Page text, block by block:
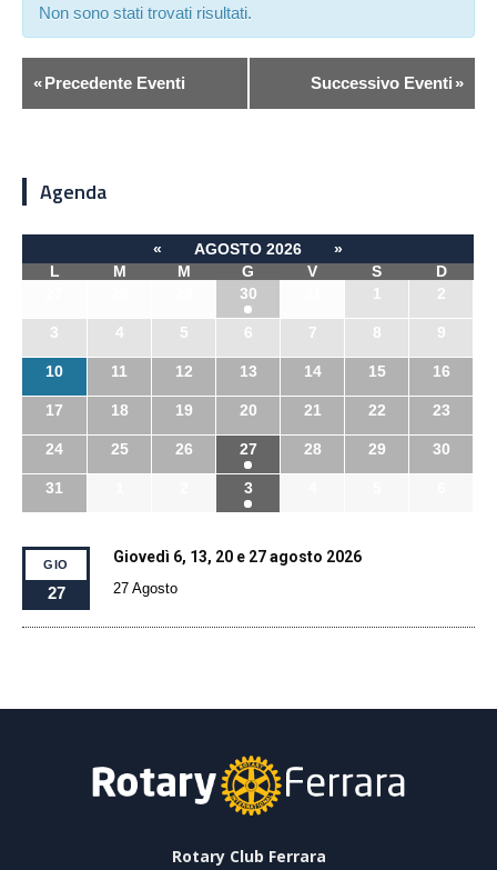
Non sono stati trovati risultati.
«Precedente Eventi Successivo Eventi »
Agenda
« AGOSTO 2026
»
L
M M G V S
D
30 1 2
3 4 5 6 7 8 9
10 11 12 13 14 15 16
17 18 19 20 21 22 23
24 25 26 27 28 29 30
31 3
GIO
27
Giovedì 6, 13, 20 e 27 agosto 2026
27 Agosto
Rotary Club Ferrara